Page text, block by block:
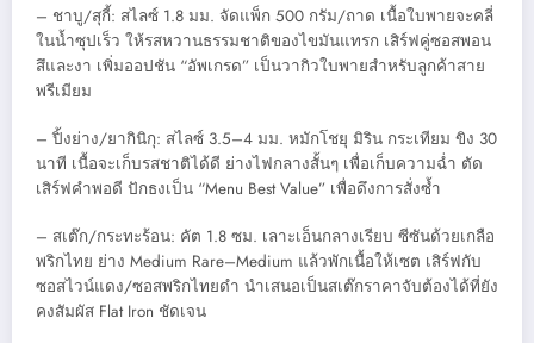
– ชาบู/สุกี้: สไลซ์ 1.8 มม. จัดแพ็ก 500 กรัม/ถาด เนื้อใบพายจะคลี่
ในน้ำซุปเร็ว ให้รสหวานธรรมชาติของไขมันแทรก เสิร์ฟคู่ซอสพอน
สึและงา เพิ่มออปชัน “อัพเกรด” เป็นวากิวใบพายสำหรับลูกค้าสาย
พรีเมียม
– ปิ้งย่าง/ยากินิกุ: สไลซ์ 3.5–4 มม. หมักโชยุ มิริน กระเทียม ขิง 30
นาที เนื้อจะเก็บรสชาติได้ดี ย่างไฟกลางสั้นๆ เพื่อเก็บความฉ่ำ ตัด
เสิร์ฟคำพอดี ปักธงเป็น “Menu Best Value” เพื่อดึงการสั่งซ้ำ
– สเต๊ก/กระทะร้อน: คัต 1.8 ซม. เลาะเอ็นกลางเรียบ ซีซันด้วยเกลือ
พริกไทย ย่าง Medium Rare–Medium แล้วพักเนื้อให้เซต เสิร์ฟกับ
ซอสไวน์แดง/ซอสพริกไทยดำ นำเสนอเป็นสเต๊กราคาจับต้องได้ที่ยัง
คงสัมผัส Flat Iron ชัดเจน